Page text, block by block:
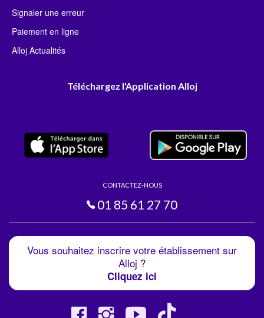
Signaler une erreur
Paiement en ligne
Alloj Actualités
Téléchargez l'Application Alloj
CONTACTEZ-NOUS
01 85 61 27 70
Vous souhaitez inscrire votre établissement sur
Alloj ?
Cliquez ici